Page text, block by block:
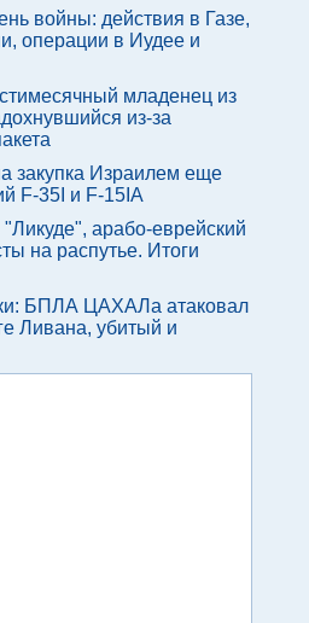
войны: действия в Газе,
операции в Иудее и
младенец из
из-за
закупка Израилем еще
F-35I и F-15IA
арабо-еврейский
на распутье. Итоги
БПЛА ЦАХАЛа атаковал
Ливана, убитый и